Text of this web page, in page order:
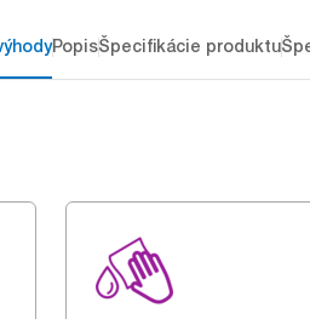
PopisŠpecifikácie produktu